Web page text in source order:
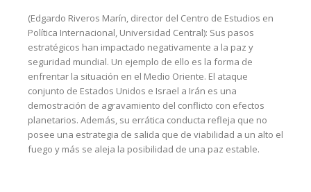
(Edgardo Riveros Marín, director del Centro de Estudios en
Política Internacional, Universidad Central): Sus pasos
estratégicos han impactado negativamente a la paz y
seguridad mundial. Un ejemplo de ello es la forma de
enfrentar la situación en el Medio Oriente. El ataque
conjunto de Estados Unidos e Israel a Irán es una
demostración de agravamiento del conflicto con efectos
planetarios. Además, su errática conducta refleja que no
posee una estrategia de salida que de viabilidad a un alto el
fuego y más se aleja la posibilidad de una paz estable.